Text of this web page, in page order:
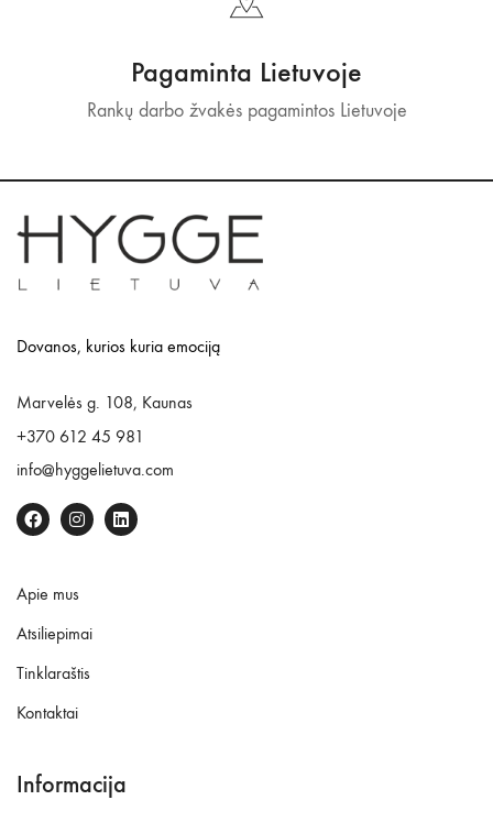
Pagaminta Lietuvoje
Rankų darbo žvakės pagamintos Lietuvoje
Dovanos, kurios kuria emociją
Marvelės g. 108, Kaunas
+370 612 45 981
info@hyggelietuva.com
Apie mus
Atsiliepimai
Tinklaraštis
Kontaktai
Informacija